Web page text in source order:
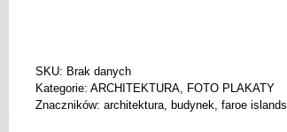
SKU: Brak danych
Kategorie: ARCHITEKTURA, FOTO PLAKATY
Znaczników: architektura, budynek, faroe islands